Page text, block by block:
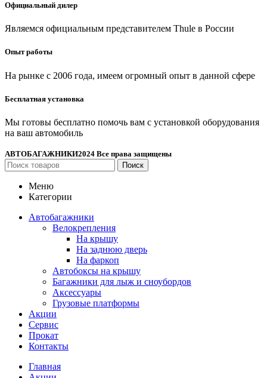
Официальный дилер
Являемся официальным представителем Thule в России
Опыт работы
На рынке с 2006 года, имеем огромный опыт в данной сфере
Бесплатная установка
Мы готовы бесплатно помочь вам с установкой оборудования
на ваш автомобиль
АВТОБАГАЖНИКИ2024 Все права защищены
Поиск
Меню
Категории
Автобагажники
Велокрепления
На крышу
На заднюю дверь
На фаркоп
Автобоксы на крышу
Багажники для лыж и сноубордов
Аксессуары
Грузовые платформы
Акции
Сервис
Прокат
Контакты
Главная